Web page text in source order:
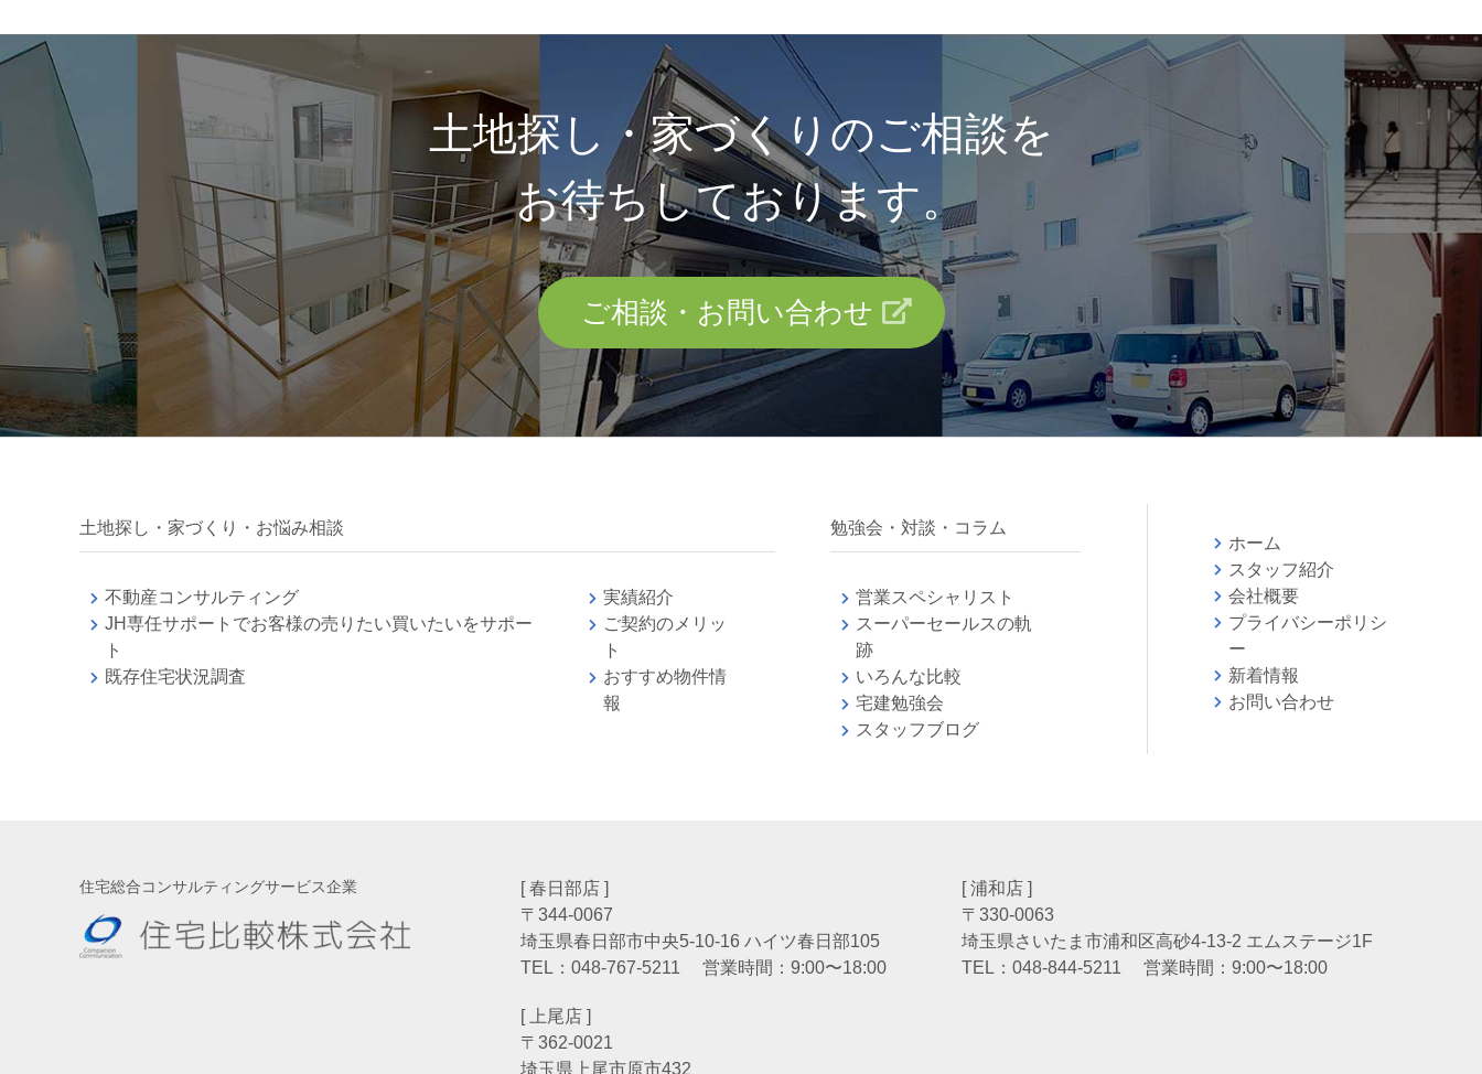
土地探し・家づくりのご相談を
お待ちしております。
ご相談・お問い合わせ
土地探し・家づくり・お悩み相談
不動産コンサルティング
JH専任サポートでお客様の売りたい買いたいをサポー
ト
既存住宅状況調査
実績紹介
ご契約のメリッ
ト
おすすめ物件情
報
勉強会・対談・コラム
営業スペシャリスト
スーパーセールスの軌
跡
いろんな比較
宅建勉強会
スタッフブログ
ホーム
スタッフ紹介
会社概要
プライバシーポリシ
ー
新着情報
お問い合わせ
住宅総合コンサルティングサービス企業
[ 春日部店 ]
〒344-0067
埼玉県春日部市中央5-10-16 ハイツ春日部105
TEL： 048-767-5211 営業時間：9:00〜18:00
[ 浦和店 ]
〒330-0063
埼玉県さいたま市浦和区高砂4-13-2 エムステージ1F
TEL： 048-844-5211 営業時間：9:00〜18:00
[ 上尾店 ]
〒362-0021
埼玉県上尾市原市432